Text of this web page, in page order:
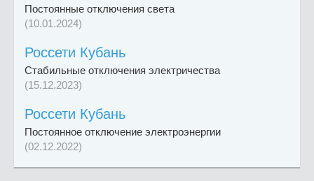
Постоянные отключения света
(10.01.2024)
Россети Кубань
Стабильные отключения электричества
(15.12.2023)
Россети Кубань
Постоянное отключение электроэнергии
(02.12.2022)